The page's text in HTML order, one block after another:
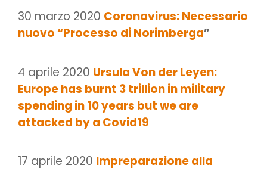
30 marzo 2020 Coronavirus: Necessario
nuovo “Processo di Norimberga”
4 aprile 2020 Ursula Von der Leyen:
Europe has burnt 3 trillion in military
spending in 10 years but we are
attacked by a Covid19
17 aprile 2020 Impreparazione alla